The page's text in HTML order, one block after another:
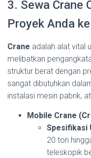
3. Sewa Crane
Proyek Anda
Crane adalah alat vital
melibatkan
struktur berat dengan
sangat dibutuhkan
instalasi mesin pabrik,
Mobile Crane
Spesifikasi
20 ton
teleskopik